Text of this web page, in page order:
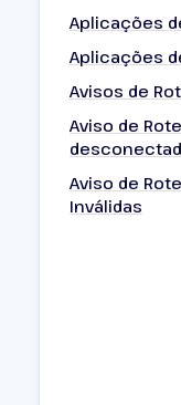
Aplicações
Aplicações
Avisos de
Aviso de
Aviso de
Inválidas